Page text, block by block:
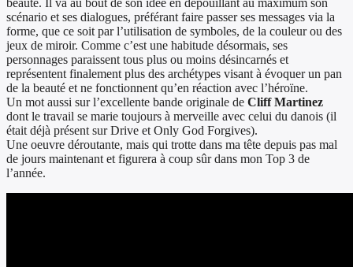
beauté. Il va au bout de son idée en dépouillant au maximum son
scénario et ses dialogues, préférant faire passer ses messages via la
forme, que ce soit par l’utilisation de symboles, de la couleur ou des
jeux de miroir. Comme c’est une habitude désormais, ses
personnages paraissent tous plus ou moins désincarnés et
représentent finalement plus des archétypes visant à évoquer un pan
de la beauté et ne fonctionnent qu’en réaction avec l’héroïne.
Un mot aussi sur l’excellente bande originale de Cliff Martinez
dont le travail se marie toujours à merveille avec celui du danois (il
était déjà présent sur Drive et Only God Forgives).
Une oeuvre déroutante, mais qui trotte dans ma tête depuis pas mal
de jours maintenant et figurera à coup sûr dans mon Top 3 de
l’année.